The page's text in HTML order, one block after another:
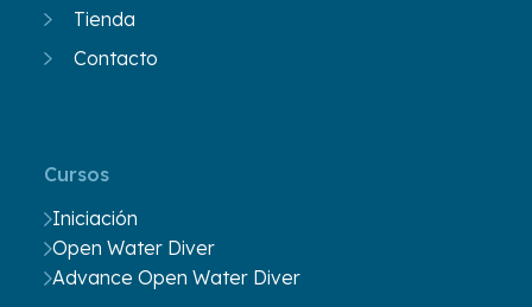
Tienda
Contacto
Cursos
Iniciación
Open Water Diver
Advance Open Water Diver